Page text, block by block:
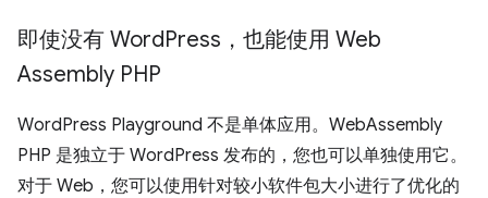
即使没有 WordPress，也能使用 Web
Assembly PHP
WordPress Playground 不是单体应用。WebAssembly
PHP 是独立于 WordPress 发布的，您也可以单独使用它。
对于 Web，您可以使用针对较小软件包大小进行了优化的